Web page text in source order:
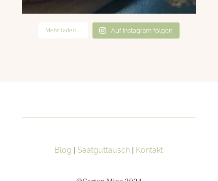
Mehr laden… Auf Instagram folgen
Blog | Saatguttausch | Kontakt